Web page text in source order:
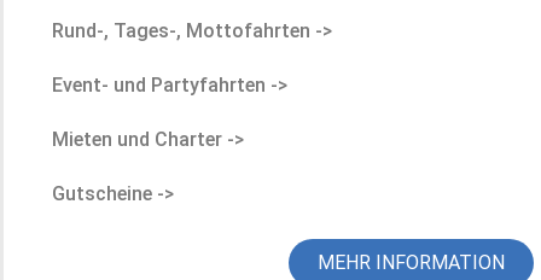
Rund-, Tages-, Mottofahrten ->
Event- und Partyfahrten ->
Mieten und Charter ->
Gutscheine ->
MEHR INFORMATION